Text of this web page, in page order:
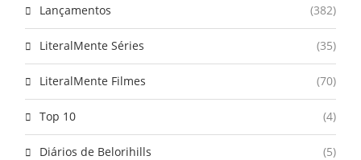
Lançamentos (382)
LiteralMente Séries (35)
LiteralMente Filmes (70)
Top 10 (4)
Diários de Belorihills (5)